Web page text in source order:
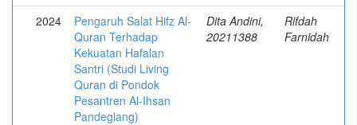
2024
Pengaruh Salat Hifz Al-
Quran Terhadap
Kekuatan Hafalan
Santri (Studi Living
Quran di Pondok
Pesantren Al-Ihsan
Pandeglang)
Dita Andini,
20211388
Rifdah
Farnidah